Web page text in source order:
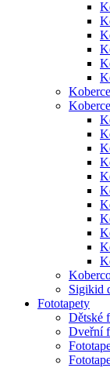
Sigikid
Fototapety
Dětské
Dveřní